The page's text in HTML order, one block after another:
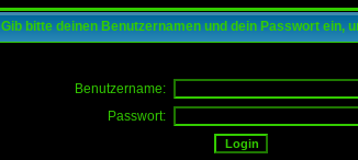
Gib bitte deinen Benutzernamen und dein Passwort ein,
Benutzername:
Passwort: